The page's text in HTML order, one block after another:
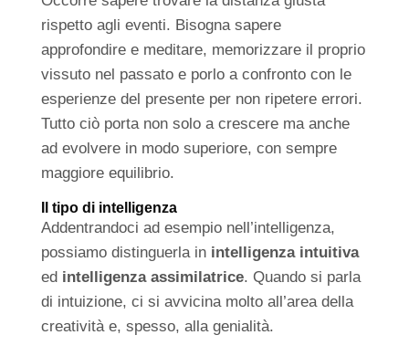
rispetto agli eventi. Bisogna sapere
approfondire e meditare, memorizzare il proprio
vissuto nel passato e porlo a confronto con le
esperienze del presente per non ripetere errori.
Tutto ciò porta non solo a crescere ma anche
ad evolvere in modo superiore, con sempre
maggiore equilibrio.
Il tipo di intelligenza
Addentrandoci ad esempio nell’intelligenza,
possiamo distinguerla in intelligenza intuitiva
ed intelligenza assimilatrice. Quando si parla
di intuizione, ci si avvicina molto all’area della
creatività e, spesso, alla genialità.